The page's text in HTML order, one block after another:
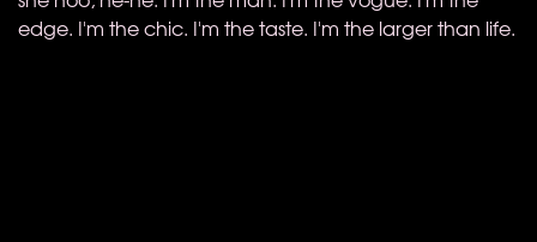
edge. I'm the chic. I'm the taste. I'm the larger than life.